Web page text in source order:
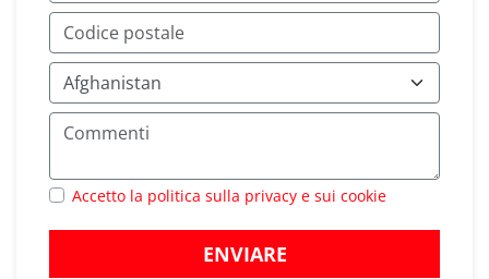
Accetto la politica sulla privacy e sui cookie
ENVIARE